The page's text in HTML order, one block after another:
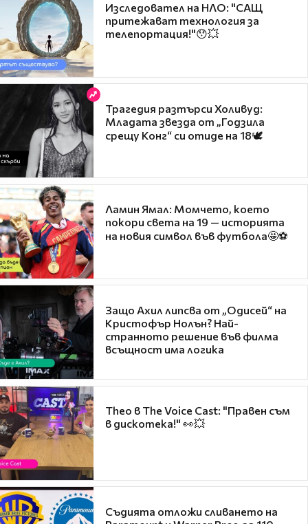
Изследовател на НЛО: "САЩ
притежават технология за
телепортация!"😯💥
Трагедия разтърси Холивуд:
Младата звезда от „Годзила
срещу Конг“ си отиде на 18🕊️
Ламин Ямал: Момчето, което
покори света на 19 — историята
на новия символ във футбола🤩⚽
Защо Ахил липсва от „Одисей“ на
Кристофър Нолън? Най-
странното решение във филма
всъщност има логика
Theo в The Voice Cast: "Правен съм
в дискотека!" 👀💥
Съдията отложи сливането на